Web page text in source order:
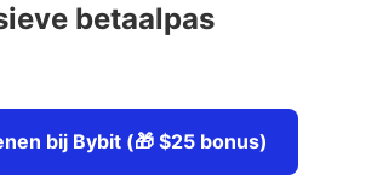
betaalpas
bij Bybit (🎁 $25 bonus)